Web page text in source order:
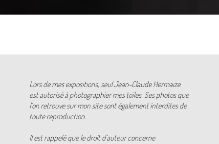
Lors de mes expositions, seul Jean-Claude Hermaize
est autorisé à photographier mes toiles. Ses photos que
l’on retrouve sur mon site sont également interdites de
toute reproduction.
Il est rappelé que le droit d'auteur concerne